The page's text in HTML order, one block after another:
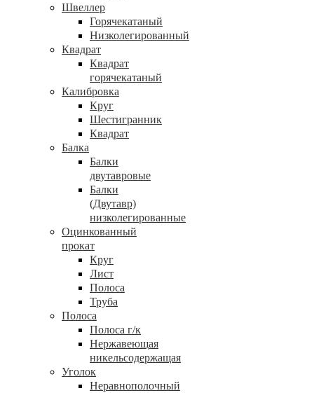
Швеллер
Горячекатаный
Низколегированный
Квадрат
Квадрат
горячекатаный
Калибровка
Круг
Шестигранник
Квадрат
Балка
Балки
двутавровые
Балки
(Двутавр)
низколегированные
Оцинкованный
прокат
Круг
Лист
Полоса
Труба
Полоса
Полоса г/к
Нержавеющая
никельсодержащая
Уголок
Неравнополочный